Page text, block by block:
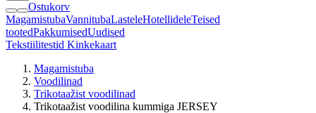
Ostukorv
MagamistubaVannitubaLasteleHotellideleTeised
tootedPakkumisedUudised
Tekstiilitestid Kinkekaart
Magamistuba
Voodilinad
Trikotaažist voodilinad
Trikotaažist voodilina kummiga JERSEY